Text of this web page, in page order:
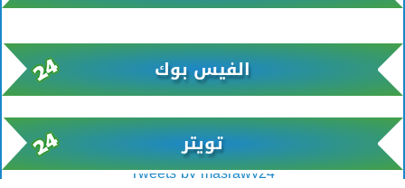
الفيس بوك
تويتر
Tweets by masrawy24